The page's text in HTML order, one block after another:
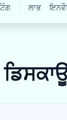
ਲਾਭ